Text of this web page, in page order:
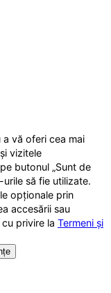
vă oferi cea mai
vizitele
butonul „Sunt de
să fie utilizate.
opționale prin
accesării sau
privire la Termeni și